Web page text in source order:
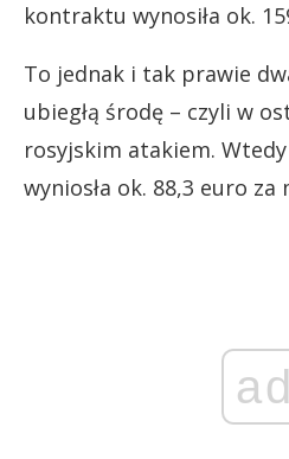
kontraktu wynosiła ok.
To jednak i tak prawie
ubiegłą środę – czyli w
rosyjskim atakiem.
wyniosła ok. 88,3 euro
ad